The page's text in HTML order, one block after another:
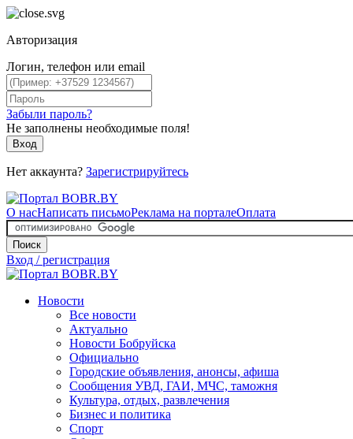
Авторизация
Логин, телефон или email
Забыли пароль?
Не заполнены необходимые поля!
Вход
Нет аккаунта? Зарегистрируйтесь
О насНаписать письмоРеклама на порталеОплата
Поиск
Вход / регистрация
Новости
Все новости
Актуально
Новости Бобруйска
Официально
Городские объявления, анонсы, афиша
Сообщения УВД, ГАИ, МЧС, таможня
Культура, отдых, развлечения
Бизнес и политика
Спорт